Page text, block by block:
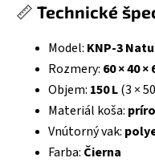
📏 Technické
Model: KNP-3
Rozmery: 60 × 40 ×
Objem: 150 L(3 ×
Materiál koša:
Vnútorný vak:
Farba: Čierna